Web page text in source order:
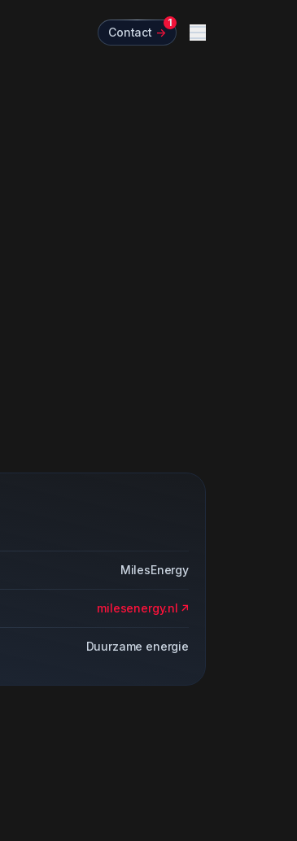
Contact ->
1
Menu
MilesEnergy
milesenergy.nl
Duurzame energie